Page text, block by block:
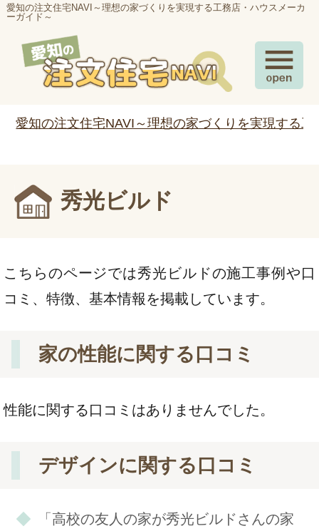
愛知の注文住宅NAVI～理想の家づくりを実現する工務店・ハウスメーカ
ーガイド～
愛知の注文住宅NAVI～理想の家づくりを実現する
秀光ビルド
こちらのページでは秀光ビルドの施工事例や口
コミ、特徴、基本情報を掲載しています。
家の性能に関する口コミ
性能に関する口コミはありませんでした。
デザインに関する口コミ
「高校の友人の家が秀光ビルドさんの家